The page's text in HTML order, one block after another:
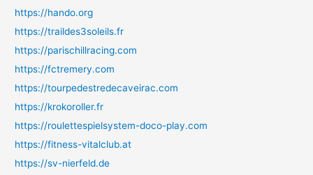
https://hando.org
https://traildes3soleils.fr
https://parischillracing.com
https://fctremery.com
https://tourpedestredecaveirac.com
https://krokoroller.fr
https://roulettespielsystem-doco-play.com
https://fitness-vitalclub.at
https://sv-nierfeld.de